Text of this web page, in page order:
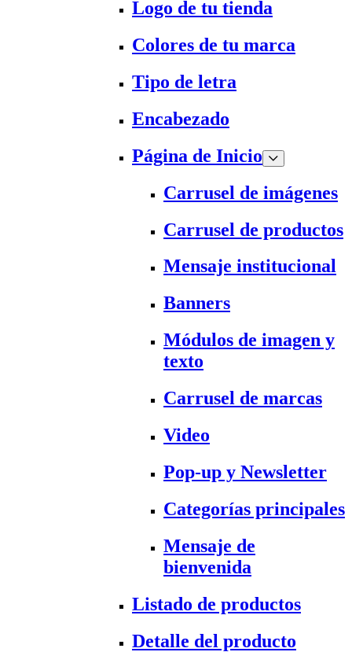
Logo de tu tienda
Colores de tu marca
Tipo de letra
Encabezado
Página de Inicio
Carrusel de imágenes
Carrusel de productos
Mensaje institucional
Banners
Módulos de imagen y
texto
Carrusel de marcas
Video
Pop-up y Newsletter
Categorías principales
Mensaje de
bienvenida
Listado de productos
Detalle del producto